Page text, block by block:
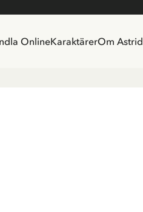
OnlineKaraktärerOm Astrid